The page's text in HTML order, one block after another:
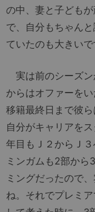
の中、妻と子ども
で、自分もちゃん
ていたのも大きいで
実は前のシーズン
からはオファーを
移籍最終日まで彼
自分がキャリアを
年目もＪ２からＪ
ミンガムも2部から
ミングだったので
ね。それでプレミ